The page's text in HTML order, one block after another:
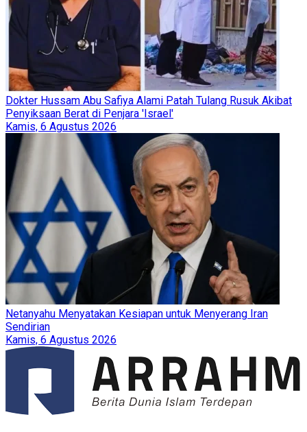
Dokter Hussam Abu Safiya Alami Patah Tulang Rusuk Akibat
Penyiksaan Berat di Penjara 'Israel'
Kamis, 6 Agustus 2026
Netanyahu Menyatakan Kesiapan untuk Menyerang Iran
Sendirian
Kamis, 6 Agustus 2026